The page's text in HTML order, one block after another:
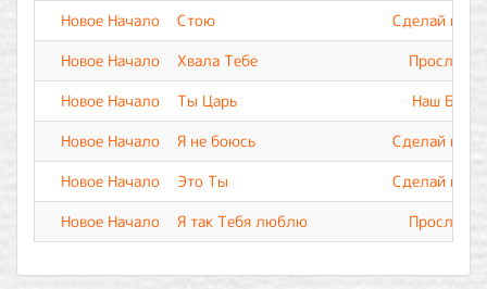
Новое Начало
Стою
Сделай
Новое Начало
Хвала Тебе
Новое Начало
Ты Царь
Наш Бог
Новое Начало
Я не боюсь
Сделай
Новое Начало
Это Ты
Сделай
Новое Начало
Я так Тебя люблю